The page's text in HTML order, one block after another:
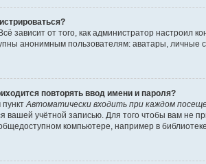
зависит от того, как администратор
анонимным пользователям: аватары, личные
повторять ввод имени и пароля?
Автоматически входить при каждом
вашей учётной записью. Для того чтобы вам
компьютере, например в